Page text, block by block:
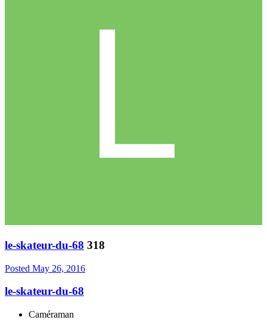
le-skateur-du-68 318
Posted May 26, 2016
le-skateur-du-68
Caméraman